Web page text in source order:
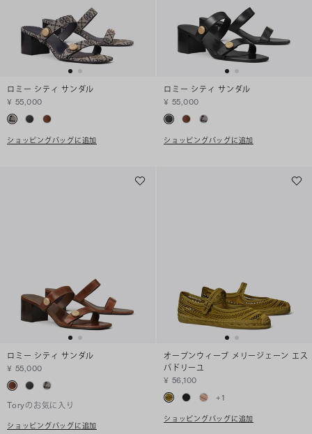
ロミー シティ サンダル
¥ 55,000
ショッピングバッグに追加
ロミー シティ サンダル
¥ 55,000
ショッピングバッグに追加
ロミー シティ サンダル
¥ 55,000
Toryのお気に入り
ショッピングバッグに追加
オープンウィーブ メリージェーン エス
パドリーユ
¥ 56,100
+1
ショッピングバッグに追加